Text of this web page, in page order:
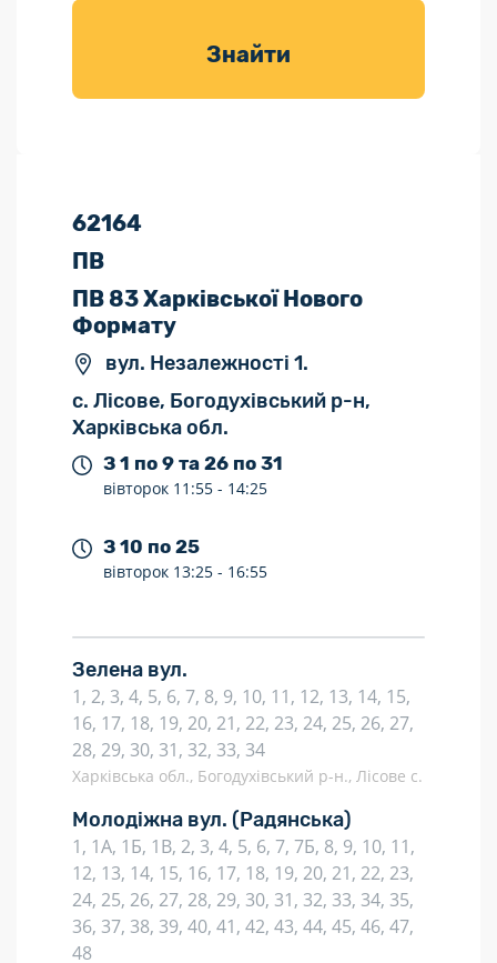
товарів для
Знайти
62164
ПВ
ПВ 83 Харківської Нового
Формату
вул. Незалежності 1.
с. Лісове, Богодухівський р-н,
Харківська обл.
З 1 по 9 та 26 по 31
вівторок 11:55 - 14:25
З 10 по 25
вівторок 13:25 - 16:55
Зелена вул.
1, 2, 3, 4, 5, 6, 7, 8, 9, 10, 11, 12, 13, 14, 15,
16, 17, 18, 19, 20, 21, 22, 23, 24, 25, 26, 27,
28, 29, 30, 31, 32, 33, 34
Харківська обл., Богодухівський р-н., Лісове с.
Молодіжна вул. (Радянська)
1, 1А, 1Б, 1В, 2, 3, 4, 5, 6, 7, 7Б, 8, 9, 10, 11,
12, 13, 14, 15, 16, 17, 18, 19, 20, 21, 22, 23,
24, 25, 26, 27, 28, 29, 30, 31, 32, 33, 34, 35,
36, 37, 38, 39, 40, 41, 42, 43, 44, 45, 46, 47,
48